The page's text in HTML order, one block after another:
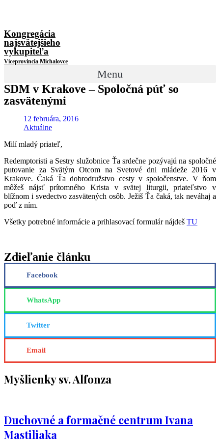
Kongregácia
najsvätejšieho
vykupiteľa
Viceprovincia Michalovce
Menu
SDM v Krakove – Spoločná púť so
zasvätenými
12 februára, 2016
Aktuálne
Milí mladý priateľ,
Redemptoristi a Sestry služobnice Ťa srdečne pozývajú na spoločné
putovanie za Svätým Otcom na Svetové dni mládeže 2016 v
Krakove. Čaká Ťa dobrodružstvo cesty v spoločenstve. V ňom
môžeš nájsť prítomného Krista v svätej liturgii, priateľstvo v
blížnom i svedectvo zasvätených osôb. Ježiš Ťa čaká, tak neváhaj a
poď z ním.
Všetky potrebné informácie a prihlasovací formulár nájdeš TU
Zdieľanie článku
Facebook
WhatsApp
Twitter
Email
Myšlienky sv. Alfonza
Duchovné a formačné centrum Ivana
Mastiliaka